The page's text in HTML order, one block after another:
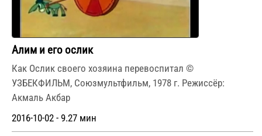
Алим и его ослик
Как Ослик своего хозяина перевоспитал ©
УЗБЕКФИЛЬМ, Союзмультфильм, 1978 г. Режиссёр:
Акмаль Акбар
2016-10-02 - 9.27 мин